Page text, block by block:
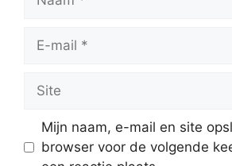
Site
Mijn naam, e-mail en site
browser voor de volgende